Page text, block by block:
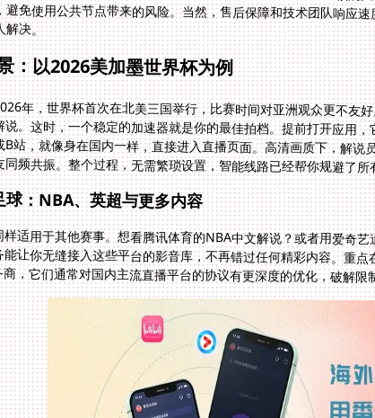
解决。
：以2026美加墨世界杯为例
年，世界杯首次在北美三国举行，比赛时间对亚洲观众更不友
说。这时，一个稳定的加速器就是你的最佳拍档。提前打开应用
B站，就像身在国内一样，直接进入直播页面。高清画质下，解
同频共振。整个过程，无需繁琐设置，智能线路已经帮你规避了所
球：NBA、英超与更多内容
适用于其他赛事。想看腾讯体育的NBA中文解说？或者用爱奇
让你无缝接入这些平台的影音库，不再错过任何精彩内容。重
，它们通常对国内主流直播平台的协议有更深度的优化，破解